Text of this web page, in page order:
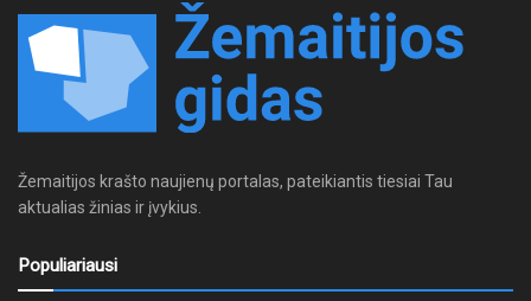
Žemaitijos krašto naujienų portalas, pateikiantis tiesiai Tau
aktualias žinias ir įvykius.
Populiariausi